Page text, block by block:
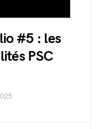
#5 : les
PSC